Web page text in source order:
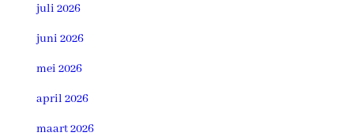
juli 2026
juni 2026
mei 2026
april 2026
maart 2026